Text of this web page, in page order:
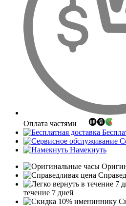
Оплата частями
Намекнуть
течение 7 дней